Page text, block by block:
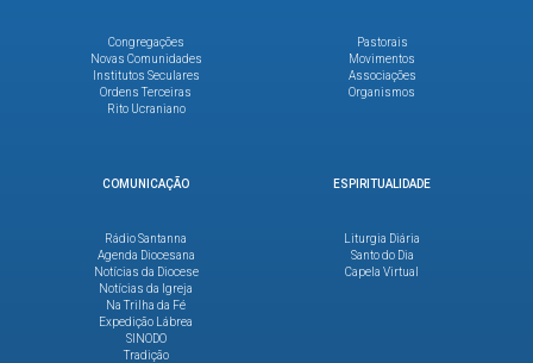
Congregações
Novas Comunidades
Institutos Seculares
Ordens Terceiras
Rito Ucraniano
Pastorais
Movimentos
Associações
Organismos
COMUNICAÇÃO
Rádio Santanna
Agenda Diocesana
Notícias da Diocese
Notícias da Igreja
Na Trilha da Fé
Expedição Lábrea
SINODO
Tradição
ESPIRITUALIDADE
Liturgia Diária
Santo do Dia
Capela Virtual